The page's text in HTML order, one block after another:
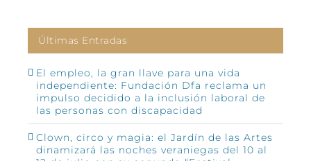
Últimas Entradas
El empleo, la gran llave para una vida
independiente: Fundación Dfa reclama un
impulso decidido a la inclusión laboral de
las personas con discapacidad
Clown, circo y magia: el Jardín de las Artes
dinamizará las noches veraniegas del 10 al